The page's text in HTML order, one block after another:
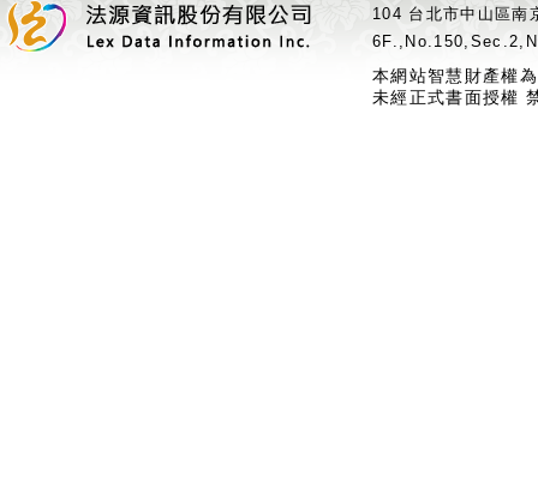
104 台北市中山區
本網站智慧財產權
未經正式書面授權